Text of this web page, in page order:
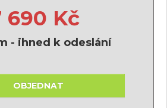
690 Kč
- ihned k odeslání
OBJEDNAT